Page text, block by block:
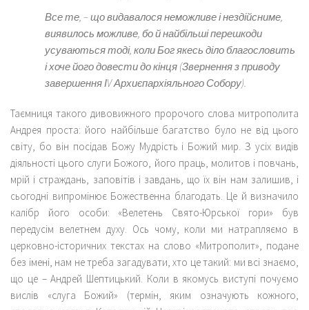
Все те, – що видавалося неможливе і нездійсниме,
виявилось можливе, бо й найбільші перешкоди
усуваються тоді, коли Бог якесь діло благословить
і хоче його довести до кінця (Звернення з приводу
завершення ІV Архиєпархіяльного Собору).
Таємниця такого дивовижного пророчого слова митрополита
Андрея проста: його найбільше багатство було не від цього
світу, бо він посідав Божу Мудрість і Божий мир. З усіх видів
діяльності цього слуги Божого, його праць, молитов і повчань,
мрій і страждань, заповітів і завдань, що їх він нам залишив, і
сьогодні випромінює Божественна благодать. Це й визначило
калібр його особи: «Велетень Свято-Юрської гори» був
передусім велетнем духу. Ось чому, коли ми натрапляємо в
церковно-історичних текстах на слово «Митрополит», подане
без імені, нам не треба загадувати, хто це такий: ми всі знаємо,
що це – Андрей Шептицький. Коли в якомусь виступі почуємо
вислів «слуга Божий» (термін, яким означують кожного,